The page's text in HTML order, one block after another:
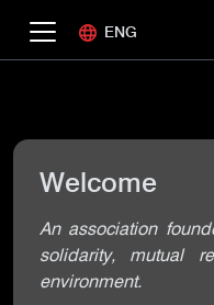
ENG
Welcome
An association
solidarity, mutual
environment.